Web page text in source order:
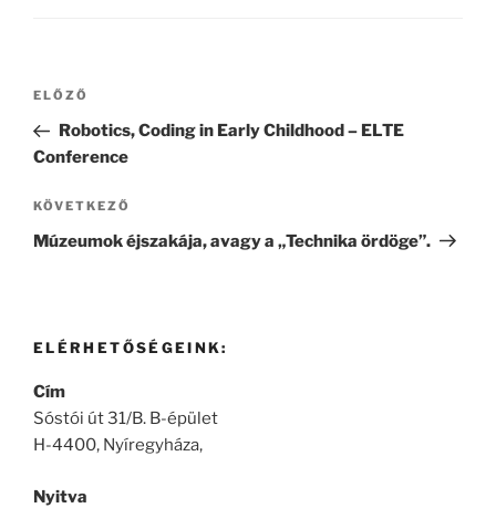
Bejegyzés
Korábbi
bejegyzés
ELŐZŐ
Robotics, Coding in Early Childhood – ELTE
Conference
Következő
bejegyzés
KÖVETKEZŐ
Múzeumok éjszakája, avagy a „Technika ördöge”.
ELÉRHETŐSÉGEINK:
Cím
Sóstói út 31/B. B-épület
H-4400, Nyíregyháza,
Nyitva